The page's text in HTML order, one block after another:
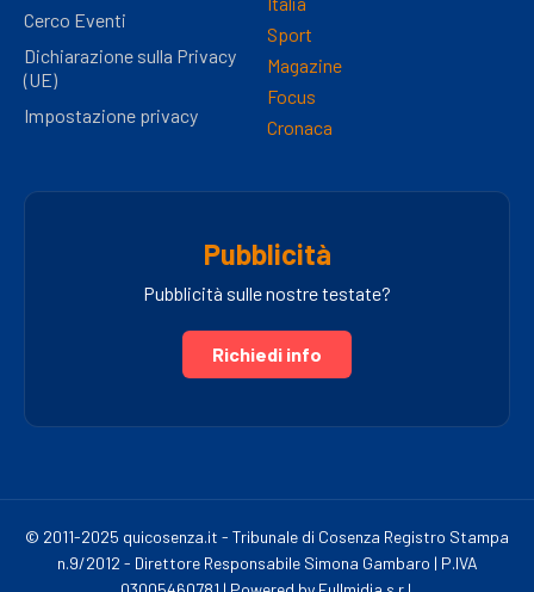
Cerco Eventi
Dichiarazione sulla Privacy
(UE)
Impostazione privacy
Sport
Magazine
Focus
Cronaca
Pubblicità
Pubblicità sulle nostre testate?
Richiedi info
© 2011-2025 quicosenza.it - Tribunale di Cosenza Registro Stampa
n.9/2012 - Direttore Responsabile Simona Gambaro | P.IVA